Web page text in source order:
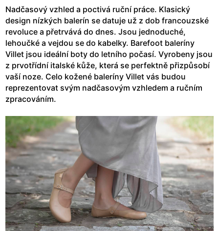
Nadčasový vzhled a poctivá ruční práce. Klasický
design nízkých balerín se datuje už z dob francouzské
revoluce a přetrvává do dnes. Jsou jednoduché,
lehoučké a vejdou se do kabelky. Barefoot baleríny
Villet jsou ideální boty do letního počasí. Vyrobeny jsou
z prvotřídní italské kůže, která se perfektně přizpůsobí
vaší noze. Celo kožené baleríny Villet vás budou
reprezentovat svým nadčasovým vzhledem a ručním
zpracováním.